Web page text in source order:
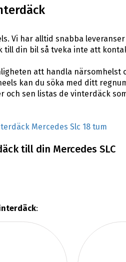
Vi har alltid snabba
din bil så tveka inte att
att handla närsomhelst
kan du söka med ditt
sen listas de vinterdäck
Mercedes Slc 18 tum
till din Mercedes SLC
: